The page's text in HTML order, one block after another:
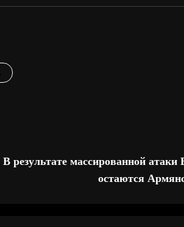
В результате массированной атаки
остаются